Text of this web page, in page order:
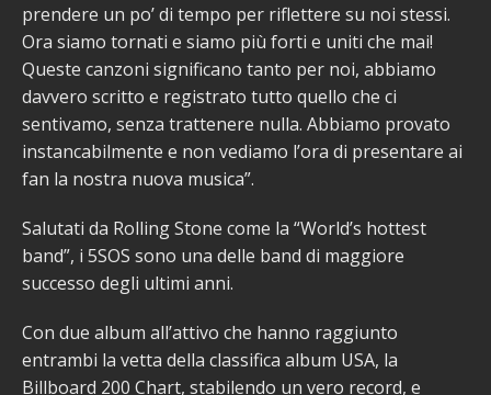
prendere un po’ di tempo per riflettere su noi stessi.
Ora siamo tornati e siamo più forti e uniti che mai!
Queste canzoni significano tanto per noi, abbiamo
davvero scritto e registrato tutto quello che ci
sentivamo, senza trattenere nulla. Abbiamo provato
instancabilmente e non vediamo l’ora di presentare ai
fan la nostra nuova musica”.
Salutati da Rolling Stone come la “World’s hottest
band”, i 5SOS sono una delle band di maggiore
successo degli ultimi anni.
Con due album all’attivo che hanno raggiunto
entrambi la vetta della classifica album USA, la
Billboard 200 Chart, stabilendo un vero record, e